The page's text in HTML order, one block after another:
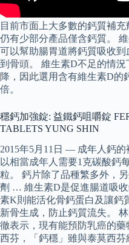
目前市面上大多數的鈣質補
仍有少部分產品僅含鈣質。
可以幫助腸胃道將鈣質吸收
到骨頭。 維生素D不足的情
降，因此選用含有維生素D的
倍。
穩鈣加強錠: 益鐵鈣咀嚼錠
TABLETS YUNG SHIN
2015年5月11日 — 成年人鈣
以相當成年人需要1克碳酸鈣
粒。 鈣片除了品種繁多外，
劑 … 維生素D是促進腸道吸
素K則能活化骨鈣蛋白及讓鈣
新骨生成，防止鈣質流失。
徹表示，現有能預防乳癌的
西芬，「鈣穩」雖與泰莫西